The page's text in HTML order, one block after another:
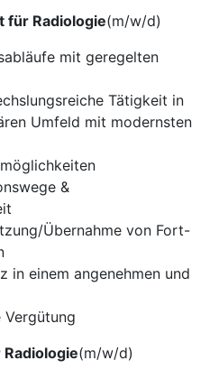
für Radiologie(m/w/d)
mit geregelten
Tätigkeit in
Umfeld mit modernsten
&
Übernahme von Fort-
in einem angenehmen und
(m/w/d)